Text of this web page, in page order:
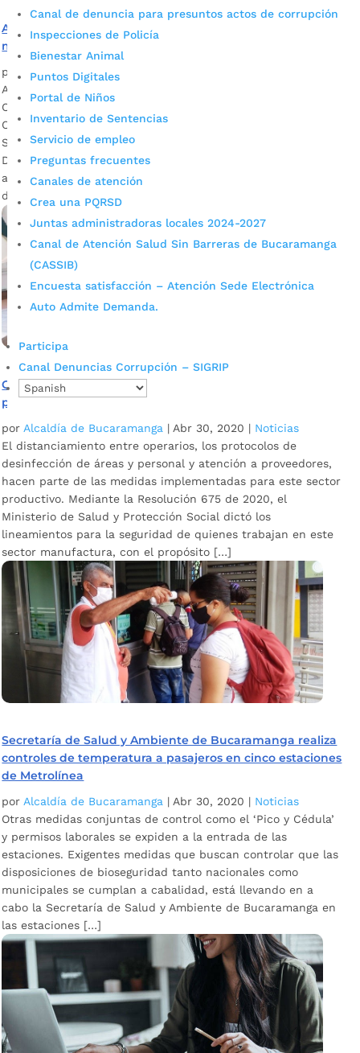
Canal de denuncia para presuntos actos de corrupción
Inspecciones de Policía
Bienestar Animal
Puntos Digitales
Portal de Niños
Inventario de Sentencias
Servicio de empleo
Preguntas frecuentes
Canales de atención
Crea una PQRSD
Juntas administradoras locales 2024-2027
Canal de Atención Salud Sin Barreras de Bucaramanga
(CASSIB)
Encuesta satisfacción – Atención Sede Electrónica
Auto Admite Demanda.
Participa
Canal Denuncias Corrupción – SIGRIP
Alcaldía de Bucaramanga le cumple a la ciudad con el
mantenimiento de la malla vial
por Alcaldía de Bucaramanga
Actualmente se recupera la capa asfáltica en sectores como
Colorados, San Rafael, San Francisco, la vía a Chimitá y el
Centro, entre otros. Ricardo Azuero, profesional de la
Secretaría de Infraestructura y supervisor de la obra
Descargar audio El objetivo es agilizar las intervenciones
ante la disminución del tráfico vehicular por la contingencia
del Covid […]
Con estas medidas se prepara la Industria manufacturera
para activar la economía de este sector
por Alcaldía de Bucaramanga | Abr 30, 2020 | Noticias
El distanciamiento entre operarios, los protocolos de
desinfección de áreas y personal y atención a proveedores,
hacen parte de las medidas implementadas para este sector
productivo. Mediante la Resolución 675 de 2020, el
Ministerio de Salud y Protección Social dictó los
lineamientos para la seguridad de quienes trabajan en este
sector manufactura, con el propósito […]
Secretaría de Salud y Ambiente de Bucaramanga realiza
controles de temperatura a pasajeros en cinco estaciones
de Metrolínea
por Alcaldía de Bucaramanga | Abr 30, 2020 | Noticias
Otras medidas conjuntas de control como el ‘Pico y Cédula’
y permisos laborales se expiden a la entrada de las
estaciones. Exigentes medidas que buscan controlar que las
disposiciones de bioseguridad tanto nacionales como
municipales se cumplan a cabalidad, está llevando en a
cabo la Secretaría de Salud y Ambiente de Bucaramanga en
las estaciones […]